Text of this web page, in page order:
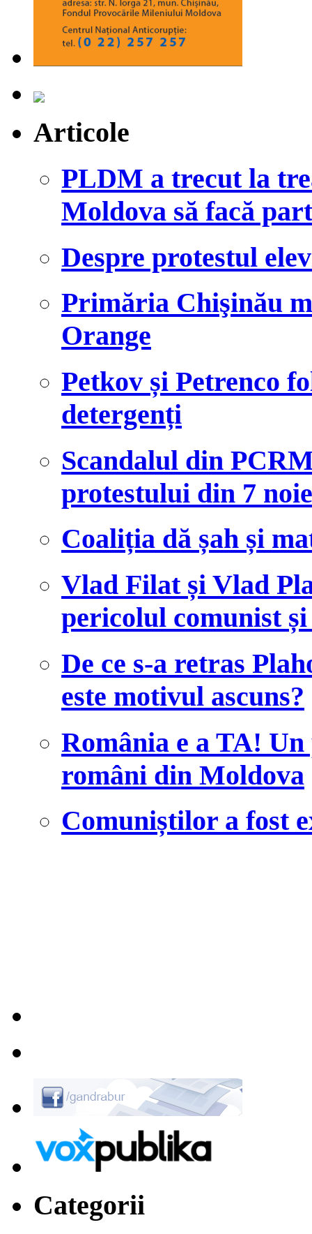
Articole
PLDM a trecut la
Moldova să facă
Despre protestul
Primăria Chişinău
Orange
Petkov și Petrenco
detergenți
Scandalul din
protestului din 7
Coaliția dă șah și
Vlad Filat și Vlad
pericolul comunist
De ce s-a retras
este motivul ascuns?
România e a TA!
români din Moldova
Comuniștilor a fost
Categorii